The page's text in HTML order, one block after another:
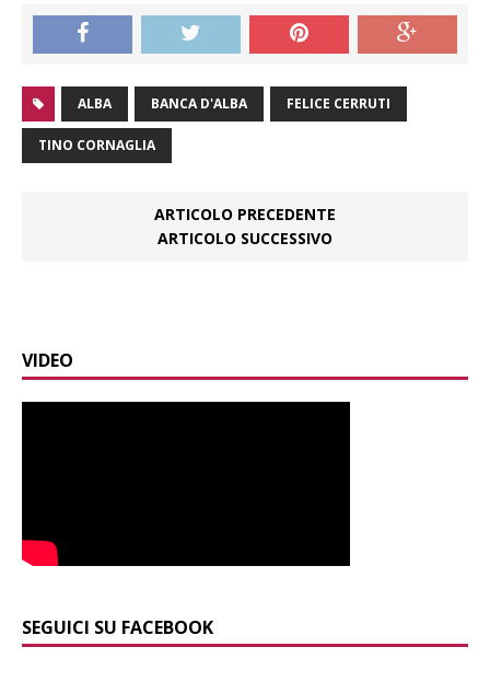
ALBA BANCA D'ALBA FELICE CERRUTI
TINO CORNAGLIA
ARTICOLO PRECEDENTE
ARTICOLO SUCCESSIVO
VIDEO
SEGUICI SU FACEBOOK